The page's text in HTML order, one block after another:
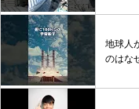
地球人
のはな